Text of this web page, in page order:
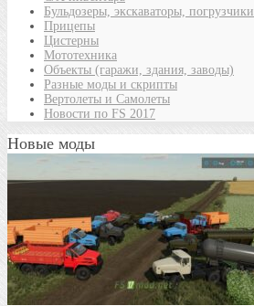
Бульдозеры, экскаваторы, погрузчики
Прицепы
Цистерны
Мототехника
Объекты (гаражи, здания, заводы)
Разные моды и скрипты
Вертолеты и Самолеты
Новости по FS 2017
Новые моды